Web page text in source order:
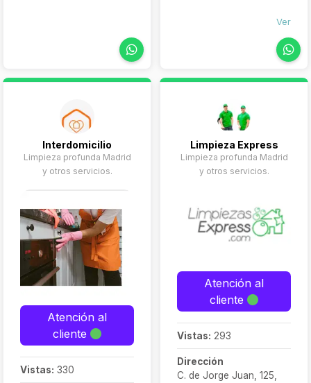
Ver
Interdomicilio
Limpieza profunda Madrid
y otros servicios.
Atención al
cliente
Vistas: 330
Limpieza Express
Limpieza profunda Madrid
y otros servicios.
Atención al
cliente
Vistas: 293
Dirección
C. de Jorge Juan, 125,